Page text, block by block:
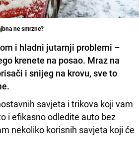
ne smrzne?
i hladni jutarnji problemi –
krenete na posao. Mraz na
i snijeg na krovu, sve to
savjeta i trikova koji vam
i efikasno odledite auto bez
nekoliko korisnih savjeta koji će